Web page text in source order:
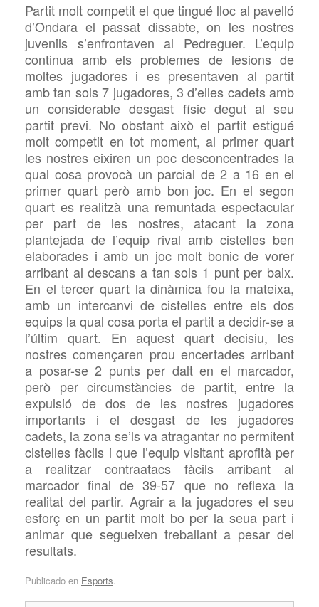
Partit molt competit el que tingué lloc al pavelló
d’Ondara el passat dissabte, on les nostres
juvenils s’enfrontaven al Pedreguer. L’equip
continua amb els problemes de lesions de
moltes jugadores i es presentaven al partit
amb tan sols 7 jugadores, 3 d’elles cadets amb
un considerable desgast físic degut al seu
partit previ. No obstant això el partit estigué
molt competit en tot moment, al primer quart
les nostres eixiren un poc desconcentrades la
qual cosa provocà un parcial de 2 a 16 en el
primer quart però amb bon joc. En el segon
quart es realitzà una remuntada espectacular
per part de les nostres, atacant la zona
plantejada de l’equip rival amb cistelles ben
elaborades i amb un joc molt bonic de vorer
arribant al descans a tan sols 1 punt per baix.
En el tercer quart la dinàmica fou la mateixa,
amb un intercanvi de cistelles entre els dos
equips la qual cosa porta el partit a decidir-se a
l’últim quart. En aquest quart decisiu, les
nostres començaren prou encertades arribant
a posar-se 2 punts per dalt en el marcador,
però per circumstàncies de partit, entre la
expulsió de dos de les nostres jugadores
importants i el desgast de les jugadores
cadets, la zona se’ls va atragantar no permitent
cistelles fàcils i que l’equip visitant aprofità per
a realitzar contraatacs fàcils arribant al
marcador final de 39-57 que no reflexa la
realitat del partir. Agrair a la jugadores el seu
esforç en un partit molt bo per la seua part i
animar que segueixen treballant a pesar del
resultats.
Publicado en Esports.